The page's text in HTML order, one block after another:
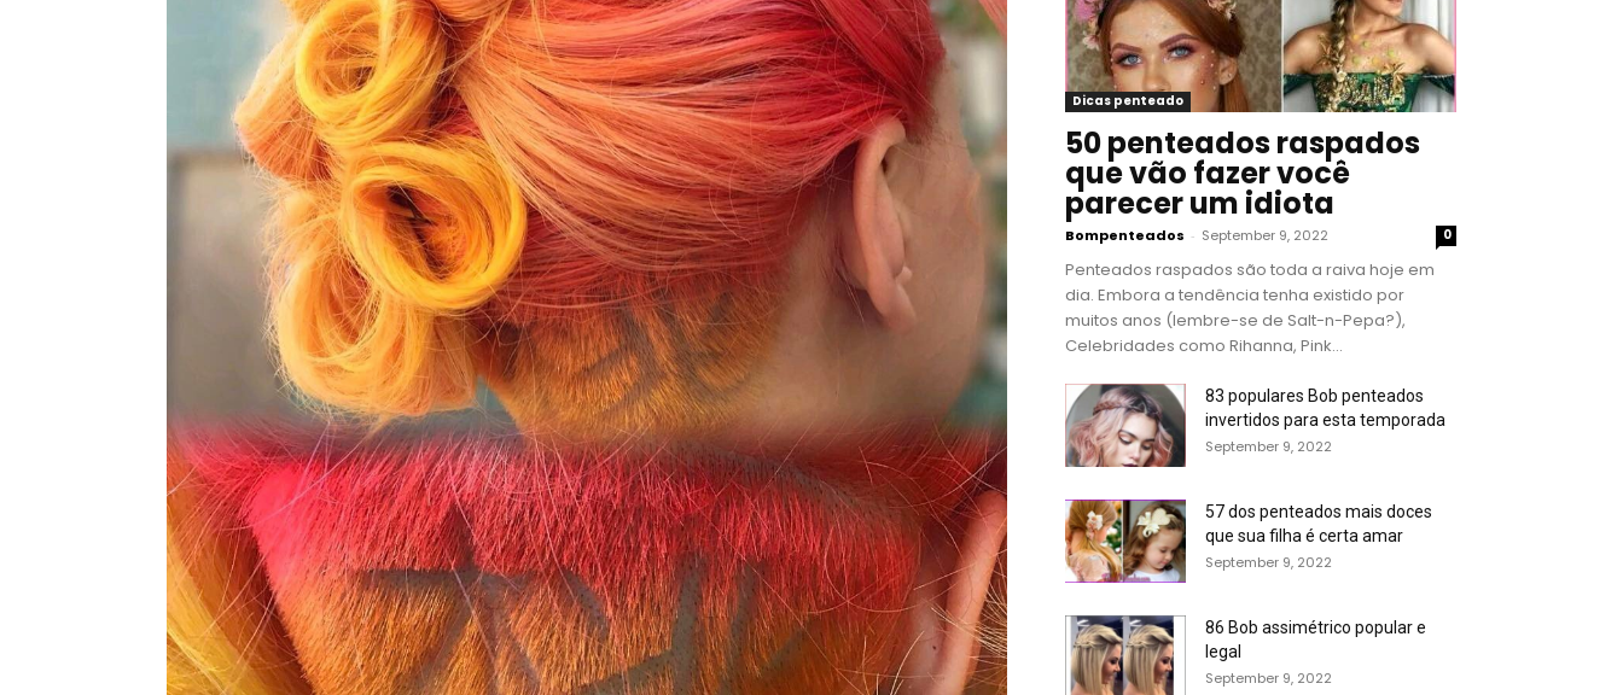
Dicas penteado
50 penteados raspados
que vão fazer você
parecer um idiota
Bompenteados - September 9, 2022 0
Penteados raspados são toda a raiva hoje em
dia. Embora a tendência tenha existido por
muitos anos (lembre-se de Salt-n-Pepa?),
Celebridades como Rihanna, Pink...
83 populares Bob penteados
invertidos para esta temporada
September 9, 2022
57 dos penteados mais doces
que sua filha é certa amar
September 9, 2022
86 Bob assimétrico popular e
legal
September 9, 2022